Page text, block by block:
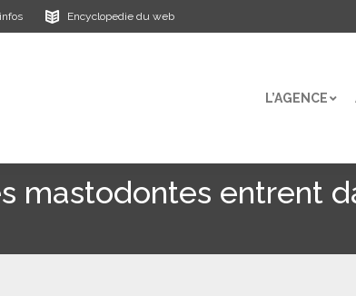
Encyclopedie du web
L’AGENCE
mastodontes entrent